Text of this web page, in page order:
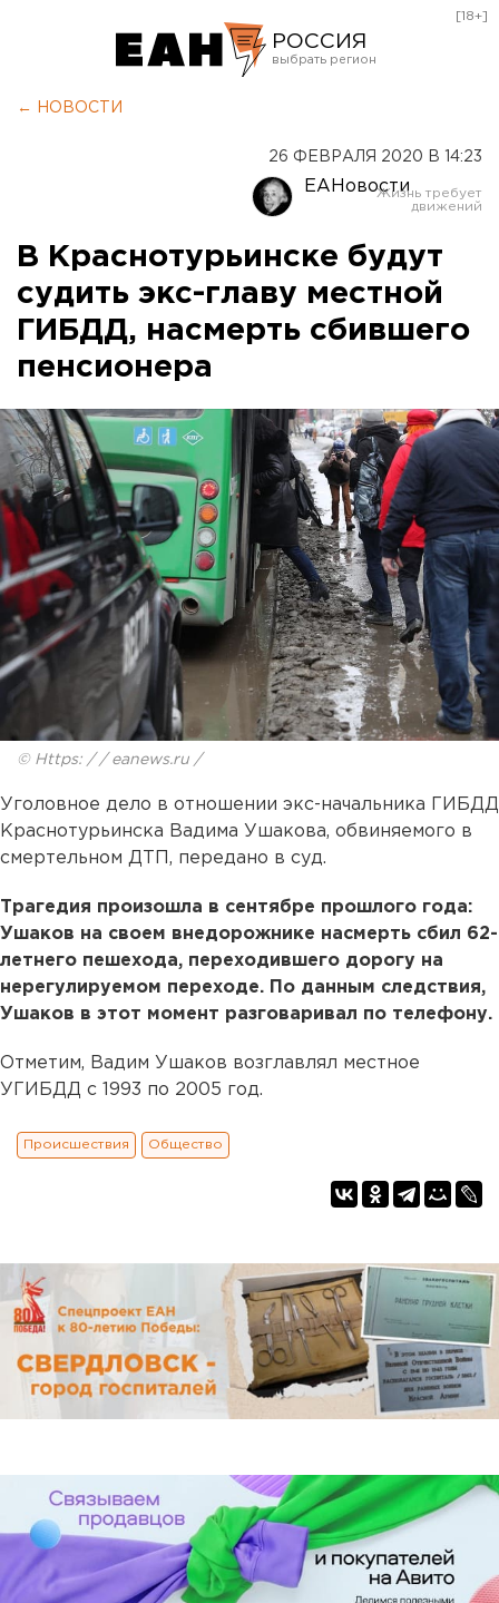
РОССИЯ
Оренбург
[18+]
← НОВОСТИ
26 ФЕВРАЛЯ 2020 В 14:23
ЕАНовости
В Краснотурьинске будут
судить экс-главу местной
ГИБДД, насмерть сбившего
пенсионера
© Https: / / eanews.ru /
Уголовное дело в отношении экс-начальника ГИБДД
Краснотурьинска Вадима Ушакова, обвиняемого в
смертельном ДТП, передано в суд.
Трагедия произошла в сентябре прошлого года:
Ушаков на своем внедорожнике насмерть сбил 62-
летнего пешехода, переходившего дорогу на
нерегулируемом переходе. По данным следствия,
Ушаков в этот момент разговаривал по телефону.
Отметим, Вадим Ушаков возглавлял местное
УГИБДД c 1993 по 2005 год.
Происшествия Общество